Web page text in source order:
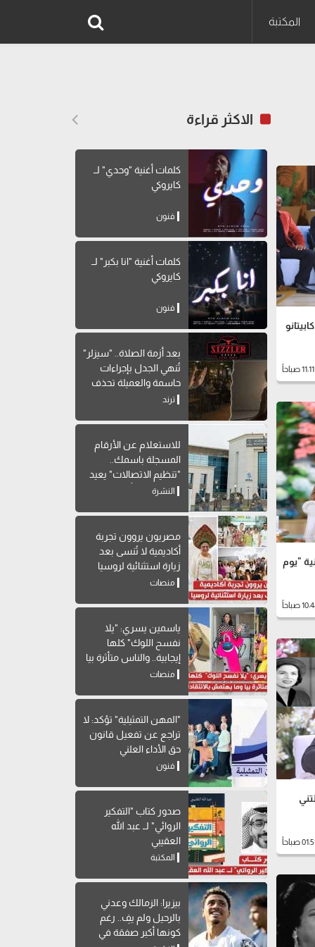
المكتبة
"يوم
الاكثر قراءة
كلمات أغنية "وحدي" لــ
كايروكي
فنون
كلمات أغنية "انا بكبر" لــ
كايروكي
فنون
بعد أزمة الصلاة.. "سيزلر"
تُنهي الجدل بإجراءات
حاسمة والعميلة تحذف
المنشور
ترند
للاستعلام عن الأرقام
المسجلة باسمك..
"تنظيم الاتصالات" يعيد
إتاحة خدمة "أرقامي" عبر
النشرة
مصريون يروون تجربة
أكاديمية لا تُنسى بعد
زيارة استثنائية لروسيا
منصات
ياسمين يسري: "يلا
نفسح اللوك" كلها
إيجابية.. والناس متأثرة بيا
وما بهتمش بالانتقادات
منصات
"المهن التمثيلية" تؤكد: لا
تراجع عن تفعيل قانون
حق الأداء العلني
فنون
صدور كتاب "التفكير
الروائي" لــ عبد الله
العقيبي
المكتبة
بيزيرا: الزمالك وعدني
بالرحيل ولم يفِ.. رغم
كونها أكبر صفقة في